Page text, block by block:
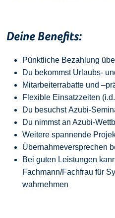
Deine Benefits:
Pünktliche Bezahlung
Du bekommst Urlaubs-
Mitarbeiterrabatte und
Flexible Einsatzzeiten
Du besuchst Azubi-
Du nimmst an Azubi-
Weitere spannende
Übernahmeversprechen
Bei guten Leistungen
Fachmann/Fachfrau für
wahrnehmen